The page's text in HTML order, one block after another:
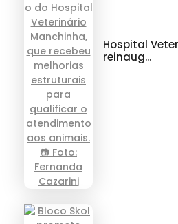
Hospital
reinaug...